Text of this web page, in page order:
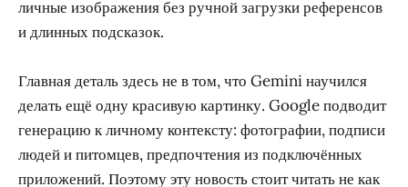
личные изображения без ручной загрузки референсов
и длинных подсказок.
Главная деталь здесь не в том, что Gemini научился
делать ещё одну красивую картинку. Google подводит
генерацию к личному контексту: фотографии, подписи
людей и питомцев, предпочтения из подключённых
приложений. Поэтому эту новость стоит читать не как